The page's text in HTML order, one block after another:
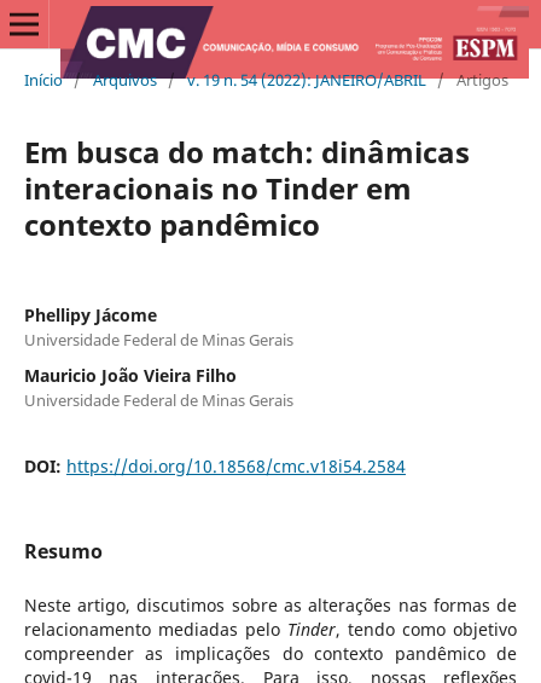
Início / Arquivos / v. 19 n. 54 (2022): JANEIRO/ABRIL / Artigos
Em busca do match: dinâmicas
interacionais no Tinder em
contexto pandêmico
Phellipy Jácome
Universidade Federal de Minas Gerais
Mauricio João Vieira Filho
Universidade Federal de Minas Gerais
DOI: https://doi.org/10.18568/cmc.v18i54.2584
Resumo
Neste artigo, discutimos sobre as alterações nas formas de
relacionamento mediadas pelo Tinder, tendo como objetivo
compreender as implicações do contexto pandêmico de
covid-19 nas interações. Para isso, nossas reflexões